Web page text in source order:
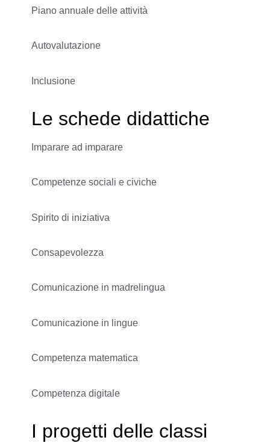
Piano annuale delle attività
Autovalutazione
Inclusione
Le schede didattiche
Imparare ad imparare
Competenze sociali e civiche
Spirito di iniziativa
Consapevolezza
Comunicazione in madrelingua
Comunicazione in lingue
Competenza matematica
Competenza digitale
I progetti delle classi